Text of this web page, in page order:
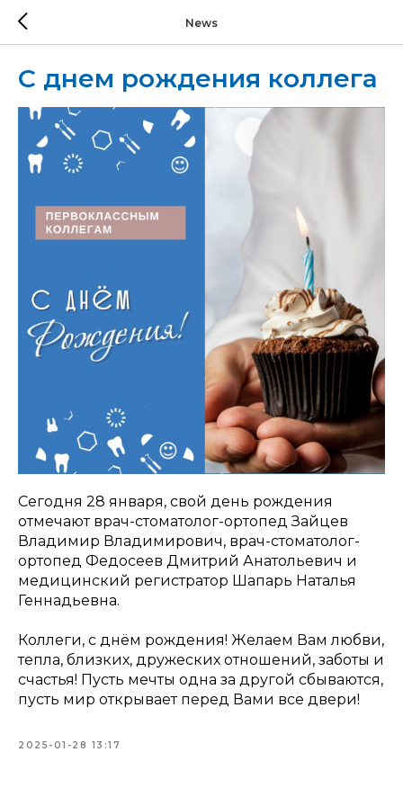
News
С днем рождения коллега
Сегодня 28 января, свой день рождения
отмечают врач-стоматолог-ортопед Зайцев
Владимир Владимирович, врач-стоматолог-
ортопед Федосеев Дмитрий Анатольевич и
медицинский регистратор Шапарь Наталья
Геннадьевна.
Коллеги, с днём рождения! Желаем Вам любви,
тепла, близких, дружеских отношений, заботы и
счастья! Пусть мечты одна за другой сбываются,
пусть мир открывает перед Вами все двери!
2025-01-28 13:17